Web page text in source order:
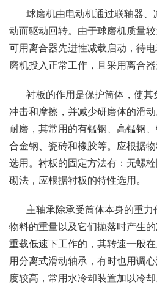
球磨机由电动机通过联轴器
动而驱动回转。由于球磨机质量
可用离合器先进性减载启动，待
磨机投入正常工作，且采用离合器
衬板的作用是保护筒体，使
冲击和摩擦，并减少研磨体的滑
耐磨，其常用的有锰钢、高锰钢
合金钢、瓷砖和橡胶等。应根据
选用。衬板的固定方法有：无螺
砌法，应根据衬板的特性选用。
主轴承除承受筒体本身的重
物料的重量以及它们抛落时产生
重载低速下工作的，其转速一般
用分离式滑动轴承，有时也用调
度较高，常用水冷却装置加以冷却